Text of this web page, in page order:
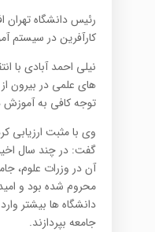
رئیس دانشگاه تهران
کارآفرین در سیستم
نیلی احمد آبادی با
های علمی در بیرون از
توجه کافی به
وی با مثبت ارزیابی
گفت: در چند سال اخیر
آن در وزرات علوم،
محروم شده بود و
دانشگاه ها بیشتر
جامعه بپردازند.